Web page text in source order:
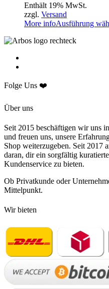
Enthält 19% MwSt.
zzgl. Versand
More infoAusführung
Folge Uns ❤️
Über uns
Seit 2015 beschäftigen wir uns
und freuen uns, unsere
Shop weiterzugeben. Seit 2017
daran, dir ein sorgfältig
Kundenservice zu bieten.
Ob Privatkunde oder
Mittelpunkt.
Wir bieten